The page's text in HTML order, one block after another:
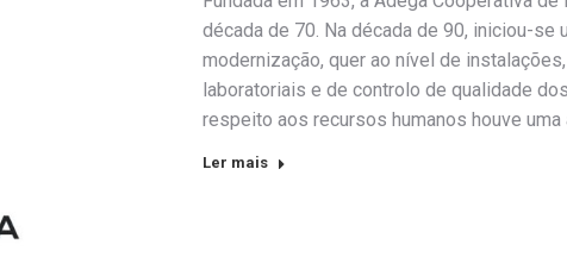
década de 70. Na década de 90, iniciou-
modernização, quer ao nível de
laboratoriais e de controlo de qualidade
respeito aos recursos humanos houve uma
Ler mais